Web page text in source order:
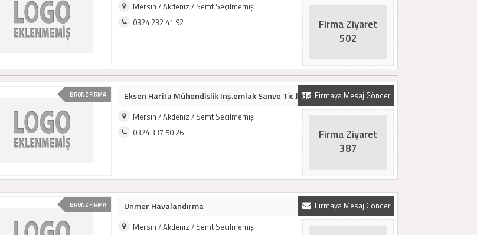
Mersin / Akdeniz / Semt Seçilmemiş
0324 232 41 92
Firma Ziyaret
502
BRONZ FİRMA Firmaya Mesaj Gönder
Eksen Harita Mühendislik Inş.emlak Sanve Tic.ltd.ş
Mersin / Akdeniz / Semt Seçilmemiş
0324 337 50 26
Firma Ziyaret
387
BRONZ FİRMA Firmaya Mesaj Gönder
Unmer Havalandırma
Mersin / Akdeniz / Semt Seçilmemiş